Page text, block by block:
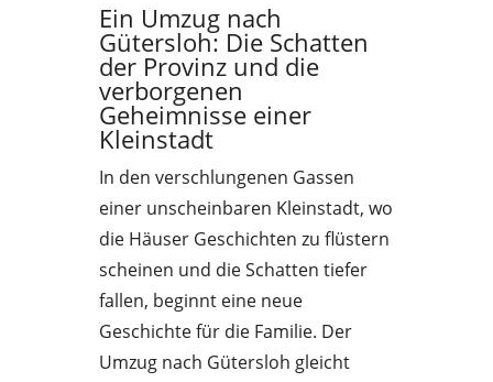
Ein Umzug nach
Gütersloh: Die Schatten
der Provinz und die
verborgenen
Geheimnisse einer
Kleinstadt
In den verschlungenen Gassen
einer unscheinbaren Kleinstadt, wo
die Häuser Geschichten zu flüstern
scheinen und die Schatten tiefer
fallen, beginnt eine neue
Geschichte für die Familie. Der
Umzug nach Gütersloh gleicht